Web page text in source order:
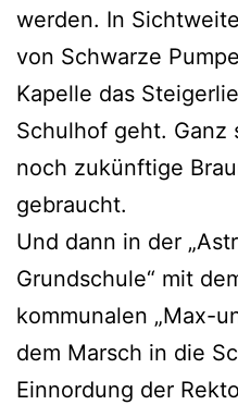
werden. In
von Schwarze
Kapelle das
Schulhof geht. Ganz
noch zukünftige
gebraucht.
Und dann in der
Grundschule“ mit
kommunalen „Max-
dem Marsch in die
Einnordung der